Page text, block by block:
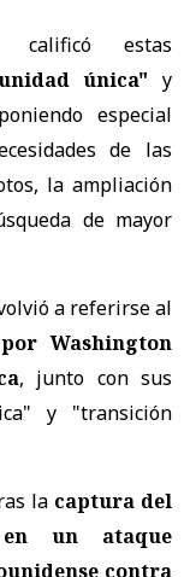
calificó estas
única" y
especial
de las
la ampliación
de mayor
a referirse al
Washington
, junto con sus
y "transición
la captura del
en un ataque
contra